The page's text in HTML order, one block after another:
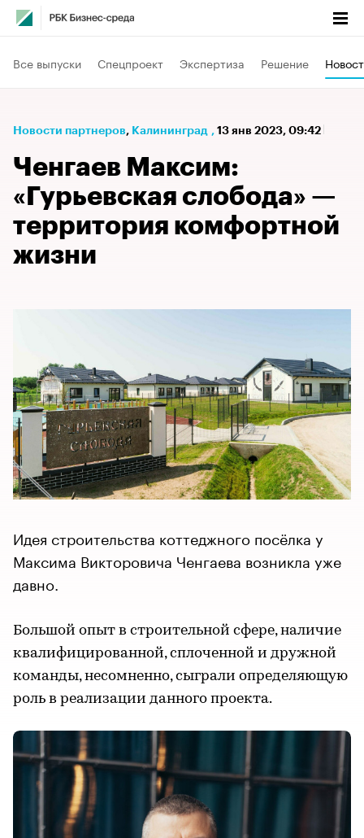
Все выпуски Спецпроект Экспертиза Решение
Новости партнеров⁠, Калининград , 13 янв 2023, 09:42
Ченгаев Максим:
«Гурьевская слобода» —
территория комфортной
жизни
Идея строительства коттеджного посёлка у
Максима Викторовича Ченгаева возникла уже
давно.
Большой опыт в строительной сфере, наличие
квалифицированной, сплоченной и дружной
команды, несомненно, сыграли определяющую
роль в реализации данного проекта.